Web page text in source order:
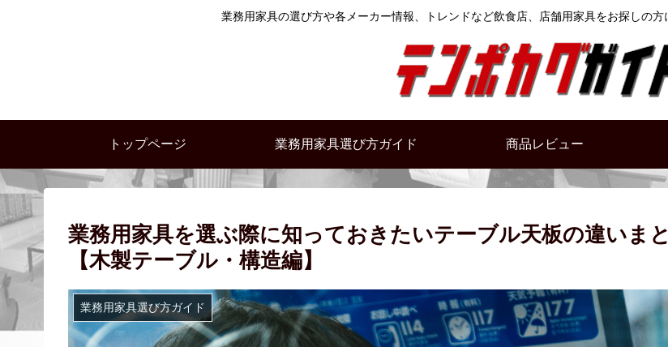
業務用家具の選び方や各メーカー情報、トレンドなど飲食店、店舗用家具をお探しの
トップページ 業務用家具選び方ガイド 商品レビュー
業務用家具を選ぶ際に知っておきたいテーブル天板の違いま
【木製テーブル・構造編】
業務用家具選び方ガイド